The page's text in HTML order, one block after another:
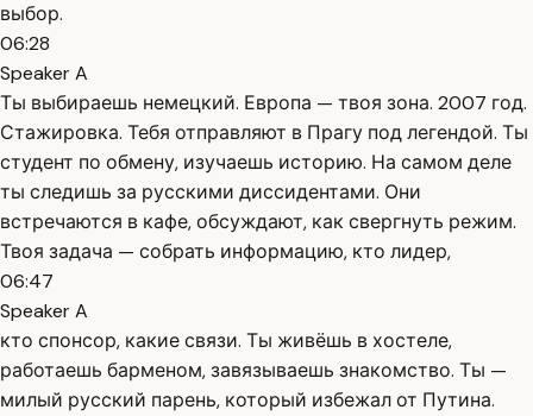
выбор.
06:28
Speaker A
Ты выбираешь немецкий. Европа — твоя зона. 2007 год.
Стажировка. Тебя отправляют в Прагу под легендой. Ты
студент по обмену, изучаешь историю. На самом деле
ты следишь за русскими диссидентами. Они
встречаются в кафе, обсуждают, как свергнуть режим.
Твоя задача — собрать информацию, кто лидер,
06:47
Speaker A
кто спонсор, какие связи. Ты живёшь в хостеле,
работаешь барменом, завязываешь знакомство. Ты —
милый русский парень, который избежал от Путина.